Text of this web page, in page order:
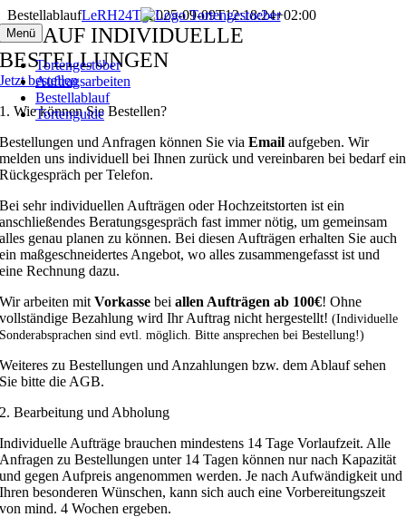
Zum
Inhalt
springen
Menü
Tortengestöber
Auftragsarbeiten
Bestellablauf
Tortenguide
BestellablaufLeRH24Tg2025-09-09T12:18:24+02:00
ABLAUF INDIVIDUELLE
BESTELLUNGEN
Jetzt bestellen
1. Wie können Sie Bestellen?
Bestellungen und Anfragen können Sie viaEmail aufgeben. Wir
melden uns individuell bei Ihnen zurück und vereinbaren bei bedarf ein
Rückgespräch per Telefon.
Bei sehr individuellen Aufträgen oder Hochzeitstorten ist ein
anschließendes Beratungsgespräch fast immer nötig, um gemeinsam
alles genau planen zu können. Bei diesen Aufträgen erhalten Sie auch
ein maßgeschneidertes Angebot, wo alles zusammengefasst ist und
eine Rechnung dazu.
Wir arbeiten mitVorkasse beiallen Aufträgen ab 100€! Ohne
vollständige Bezahlung wird Ihr Auftrag nicht hergestellt!(Individuelle
Sonderabsprachen sind evtl. möglich. Bitte ansprechen bei Bestellung!)
Weiteres zu Bestellungen und Anzahlungen bzw. dem Ablauf sehen
Sie bitte die AGB.
2. Bearbeitung und Abholung
Individuelle Aufträge brauchen mindestens 14 Tage Vorlaufzeit. Alle
Anfragen zu Bestellungen unter 14 Tagen können nur nach Kapazität
und gegen Aufpreis angenommen werden. Je nach Aufwändigkeit und
Ihren besonderen Wünschen, kann sich auch eine Vorbereitungszeit
von mind. 4 Wochen ergeben.